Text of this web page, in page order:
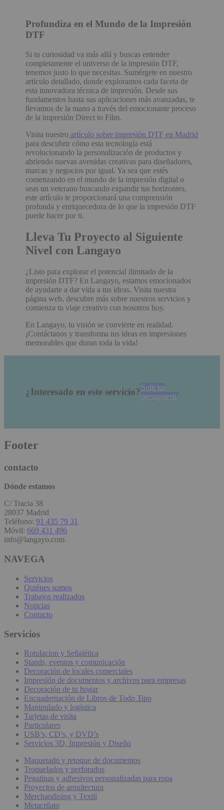
Profundiza en el Mundo de la Impresión
DTF
Si tu curiosidad va más allá y buscas entender
completamente el universo de la impresión DTF,
tenemos justo lo que necesitas. Sumérgete en nuestro
artículo detallado, donde exploramos cada faceta de
esta innovadora técnica de impresión. Desde sus
fundamentos hasta sus aplicaciones más avanzadas, te
llevamos de la mano a través del emocionante proceso
de la impresión Direct to Film.
Visita nuestro artículo sobre impresión DTF en Madrid
para descubrir cómo esta tecnología está
revolucionando la personalización de productos y
abriendo nuevas avenidas creativas para diseñadores,
marcas y negocios por igual. Ya sea que estés
comenzando en el mundo de la impresión digital o
seas un veterano buscando expandir tus horizontes,
este artículo te proporcionará una comprensión
profunda y enriquecedora de lo que la impresión DTF
puede hacer por ti.
Lleva Tu Proyecto al Siguiente
Nivel con Langayo
¿Listo para explorar el potencial ilimitado de la
impresión DTF? En Langayo, estamos emocionados
de ayudarte a dar vida a tus ideas. Visita nuestra
página web, descubre más sobre nuestros servicios y
comienza tu viaje creativo con nosotros hoy.
En Langayo, tu visión se convierte en realidad.
¡Contáctanos y transforma tus ideas en impresiones
memorables que duran toda la vida!
¿Interesado en este servicio? Solicita
presupuesto
Footer
contacto
Dónde estamos
C/ Tracia 38
28037 Madrid
Teléfono: 91 435 79 31
Móvil: 669 431 496
info@langayo.com
NAVEGA
Servicios
Quiénes somos
Trabajos realizados
Noticias
Contacto
Servicios
Rotulacion y Señalética
Stands, eventos y comunicación
Decoración de locales comerciales
Impresión de documentos y archivos para empresas
Decoración de tu hogar
Encuadernación de Libros de Todo Tipo
Manipulado y logística
Tarjetas de visita
Particulares
USB’s, CD’s, y DVD’s
Servicios 3D, Impresión y Diseño
Maquetado y retoque de documentos
Troquelados y perforados
Pegatinas y adhesivos personalizadas para ropa
Proyectos de arquitectura
Merchandising y Textil
Metacrilato